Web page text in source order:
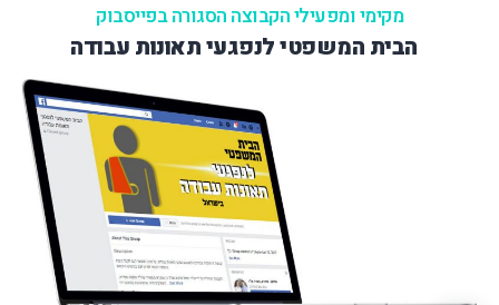
מקימי ומפעילי הקבוצה הסגורה בפייסבוק
הבית המשפטי לנפגעי תאונות עבודה